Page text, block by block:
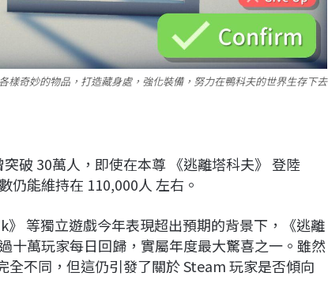
奇妙的物品，打造藏身處，強化裝備，努力在鴨科夫的世界生存下去
破 30萬人，即使在本尊 《逃離塔科夫》 登陸
仍能維持在 110,000人 左右。
等獨立遊戲今年表現超出預期的背景下，《逃離
十萬玩家每日回歸，實屬年度最大驚喜之一。雖然
不同，但這仍引發了關於 Steam 玩家是否傾向